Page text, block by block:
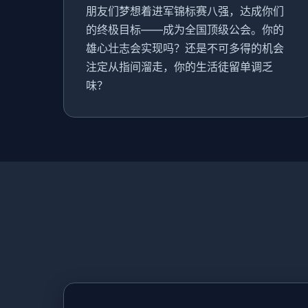
朋友们梦想着进军锦标赛八强，达成你们
的终极目标——成为全国顶级公会。你的
雄心壮志会实现吗？还是不可多得的机会
注定从指间溜走，你的生活徒留单调乏
味？